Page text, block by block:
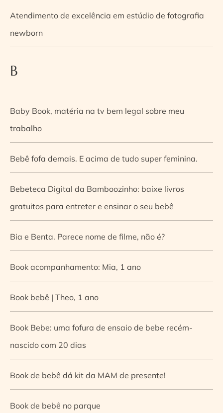
Atendimento de excelência em estúdio de fotografia
newborn
B
Baby Book, matéria na tv bem legal sobre meu
trabalho
Bebê fofa demais. E acima de tudo super feminina.
Bebeteca Digital da Bamboozinho: baixe livros
gratuitos para entreter e ensinar o seu bebê
Bia e Benta. Parece nome de filme, não é?
Book acompanhamento: Mia, 1 ano
Book bebê | Theo, 1 ano
Book Bebe: uma fofura de ensaio de bebe recém-
nascido com 20 dias
Book de bebê dá kit da MAM de presente!
Book de bebê no parque